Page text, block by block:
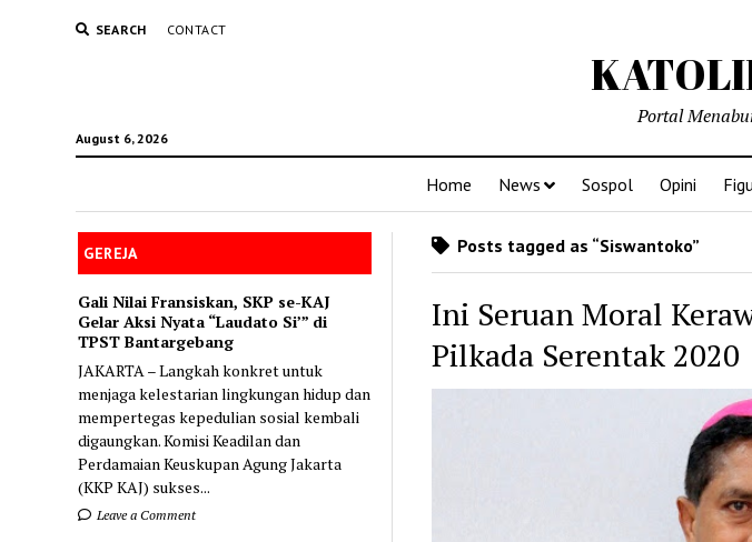
SEARCH CONTACT
August 6, 2026
Portal
Home News Sospol Opini
GEREJA
Gali Nilai Fransiskan, SKP se-KAJ
Gelar Aksi Nyata “Laudato Si’” di
TPST Bantargebang
JAKARTA – Langkah konkret untuk
menjaga kelestarian lingkungan hidup dan
mempertegas kepedulian sosial kembali
digaungkan. Komisi Keadilan dan
Perdamaian Keuskupan Agung Jakarta
(KKP KAJ) sukses...
Leave a Comment
Posts tagged as “Siswantoko”
Ini Seruan Moral
Pilkada Serentak 2020